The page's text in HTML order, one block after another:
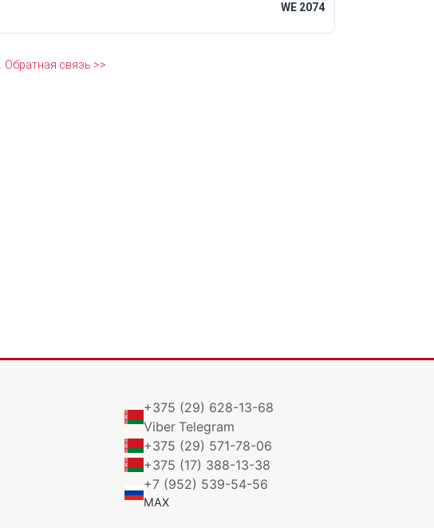
WE 2074
Обратная связь >>
+375 (29) 628-13-68
Viber Telegram
+375 (29) 571-78-06
+375 (17) 388-13-38
+7 (952) 539-54-56
MAX